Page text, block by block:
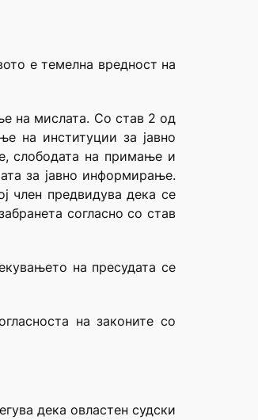
е темелна вредност на
на мислата. Со став 2 од
на институции за јавно
слободата на примање и
за јавно информирање.
член предвидува дека се
согласно со став
на пресудата се
на законите со
дека овластен судски